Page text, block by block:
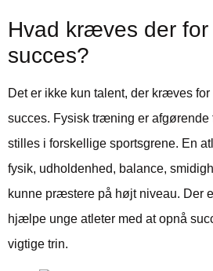
Hvad kræves der
succes?
Det er ikke kun talent, der kræves
succes. Fysisk træning er afgørende
stilles i forskellige sportsgrene. En
fysik, udholdenhed, balance,
kunne præstere på højt niveau. Der
hjælpe unge atleter med at opnå
vigtige trin.